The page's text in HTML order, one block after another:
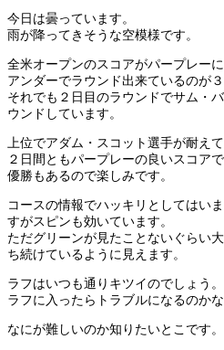
今日は曇っています。
雨が降ってきそうな空模様です。
全米オープンのスコアがパープレー
アンダーでラウンド出来ているのが３
それでも２日目のラウンドでサム・
ウンドしています。
上位でアダム・スコット選手が耐えて
２日間ともパープレーの良いスコアで
優勝もあるので楽しみです。
コースの情報でハッキリとしてはい
すがスピンも効いています。
ただグリーンが見たことないぐらい
ち続けているように見えます。
ラフはいつも通りキツイのでしょう。
ラフに入ったらトラブルになるのかな
なにが難しいのか知りたいとこです。